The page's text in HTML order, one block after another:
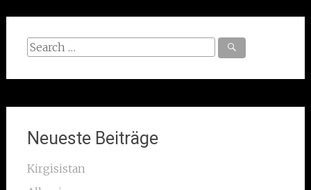
Search
Neueste Beiträge
Kirgisistan